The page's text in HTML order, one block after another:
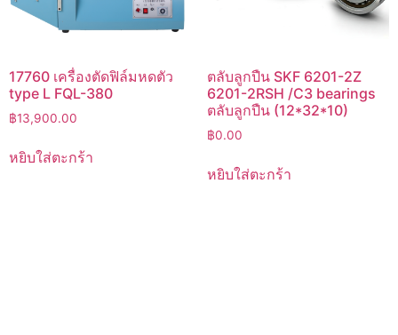
17760 เครื่องตัดฟิล์มหดตัว
type L FQL-380
฿13,900.00
หยิบใส่ตะกร้า
ตลับลูกปืน SKF 6201-2Z
6201-2RSH /C3 bearings
ตลับลูกปืน (12*32*10)
฿0.00
หยิบใส่ตะกร้า